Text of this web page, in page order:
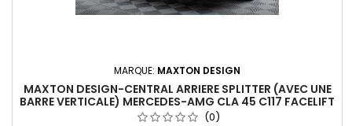
MARQUE: MAXTON DESIGN
MAXTON DESIGN-CENTRAL ARRIERE SPLITTER (AVEC UNE
BARRE VERTICALE) MERCEDES-AMG CLA 45 C117 FACELIFT
(0)